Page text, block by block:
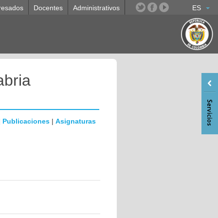
ES
Docentes Administrativos
Publicaciones | Asignaturas